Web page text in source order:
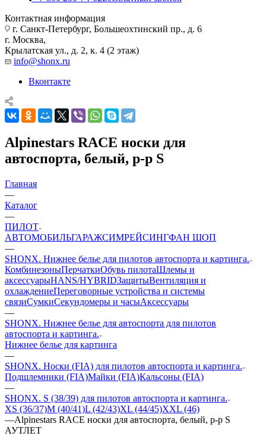
Контактная информация
г. Санкт-Петербург, Большеохтинский пр., д. 6
г. Москва,
Крылатская ул., д. 2, к. 4 (2 этаж)
info@shonx.ru
Вконтакте
Alpinestars RACE носки для
автоспорта, белый, р-р S
Главная
—
Каталог
—
ПИЛОТ
АВТОМОБИЛЬГАРАЖСИМРЕЙСИНГФАН ШОП
—
SHONX. Нижнее белье для пилотов автоспорта и картинга.
КомбинезоныПерчаткиОбувь пилотаШлемы и
аксессуарыHANS/HYBRIDЗащитыВентиляция и
охлаждениеПереговорные устройства и системы
связиСумкиСекундомеры и часыАксессуары
—
SHONX. Нижнее белье для автоспорта для пилотов
автоспорта и картинга.
Нижнее белье для картинга
—
SHONX. Носки (FIA) для пилотов автоспорта и картинга.
Подшлемники (FIA)Майки (FIA)Кальсоны (FIA)
—
SHONX. S (38/39) для пилотов автоспорта и картинга.
XS (36/37)M (40/41)L (42/43)XL (44/45)XXL (46)
—Alpinestars RACE носки для автоспорта, белый, р-р S
АУТЛЕТ